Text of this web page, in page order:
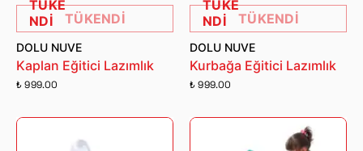
TÜKE
NDİ
TÜKENDİ
DOLU NUVE
Kaplan Eğitici Lazımlık
₺ 999.00
TÜKE
NDİ
TÜKENDİ
DOLU NUVE
Kurbağa Eğitici Lazımlık
₺ 999.00